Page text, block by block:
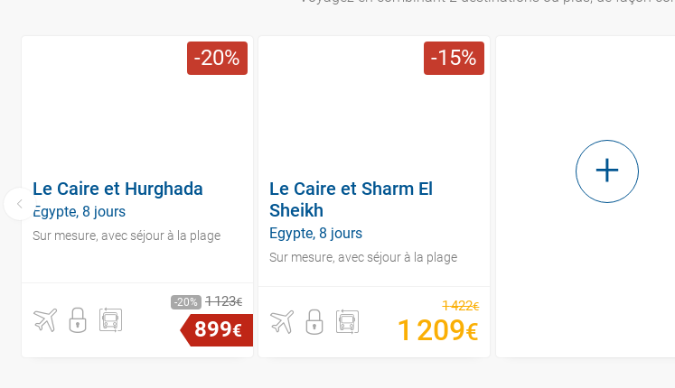
20
Le Caire et Hurghada
Egypte, 8 jours
Sur mesure, avec séjour à la plage
20 1123€
899€
15
Le Caire et Sharm El
Sheikh
Egypte, 8 jours
Sur mesure, avec séjour à la plage
1422€
1 209€